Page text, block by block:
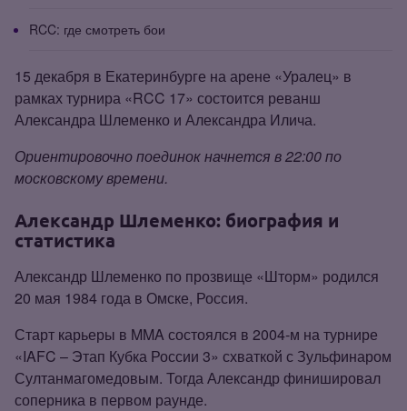
RCC: где смотреть бои
15 декабря в Екатеринбурге на арене «Уралец» в
рамках турнира «RCC 17» состоится реванш
Александра Шлеменко и Александра Илича.
Ориентировочно поединок начнется в 22:00 по
московскому времени.
Александр Шлеменко: биография и
статистика
Александр Шлеменко по прозвище «Шторм» родился
20 мая 1984 года в Омске, Россия.
Старт карьеры в MMA состоялся в 2004‑м на турнире
«IAFC – Этап Кубка России 3» схваткой с Зульфинаром
Султанмагомедовым. Тогда Александр финишировал
соперника в первом раунде.